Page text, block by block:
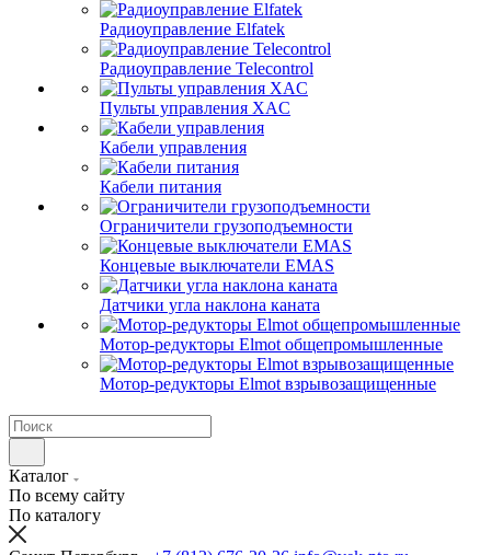
Радиоуправление Elfatek
Радиоуправление Telecontrol
Пульты управления XAC
Кабели управления
Кабели питания
Ограничители грузоподъемности
Концевые выключатели EMAS
Датчики угла наклона каната
Мотор-редукторы Elmot общепромышленные
Мотор-редукторы Elmot взрывозащищенные
Каталог
По всему сайту
По каталогу